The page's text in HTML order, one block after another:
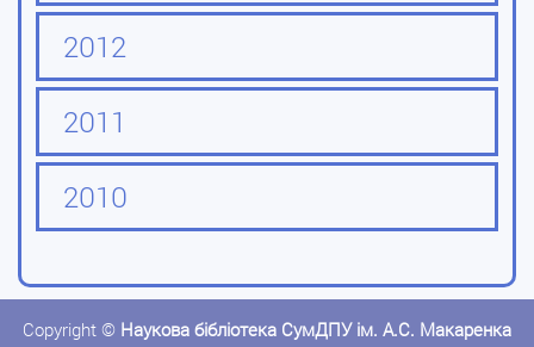
2012
2011
2010
Copyright © Наукова бібліотека СумДПУ ім. А.С. Макаренка